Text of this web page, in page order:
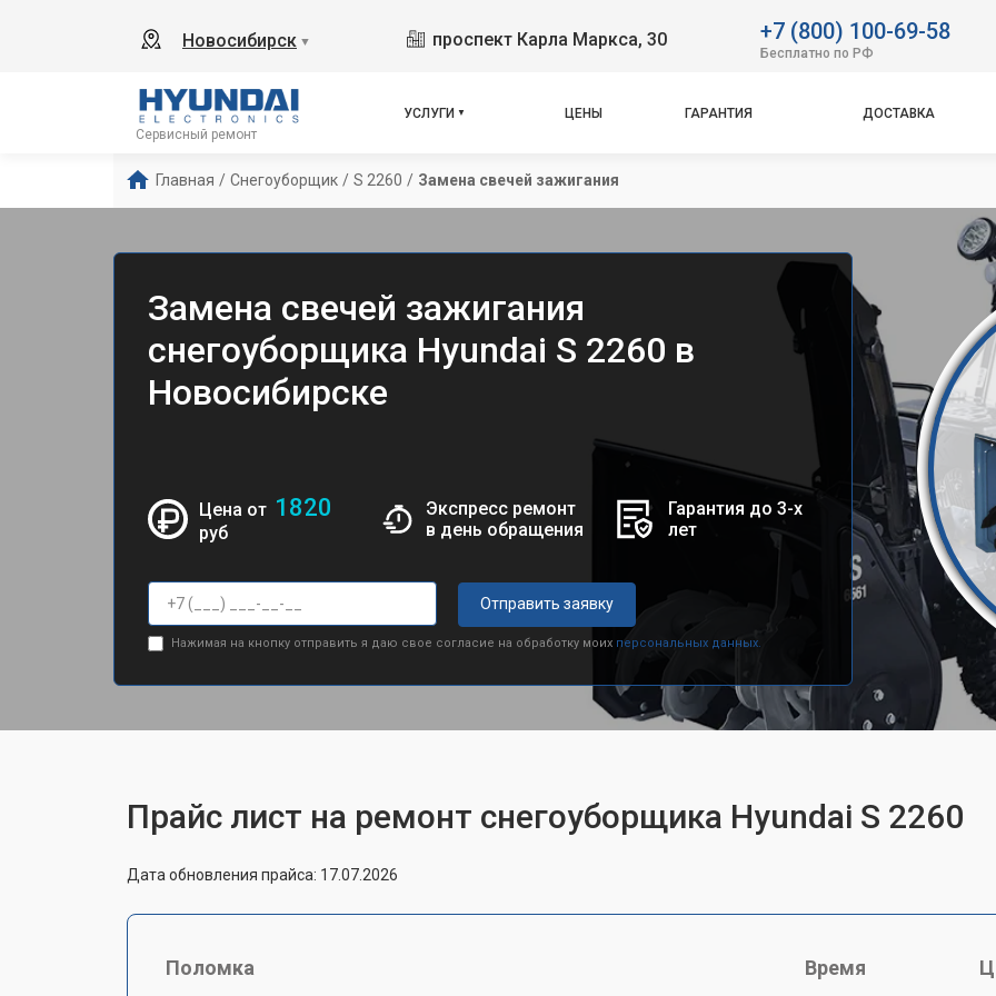
Новосибирск ▼ проспект Карла Маркса, 30 +7 (800) 100-69-58
Бесплатно по РФ
Сервисный ремонт
УСЛУГИ ЦЕНЫ ГАРАНТИЯ ДОСТАВКА
Главная / Снегоуборщик / S 2260 / Замена свечей зажигания
Замена свечей зажигания
снегоуборщика Hyundai S 2260 в
Новосибирске
Цена от 1820
руб
Экспресс ремонт
в день обращения
Гарантия до 3-х
лет
Отправить заявку
Нажимая на кнопку отправить я даю свое согласие на обработку моих персональных данных.
Прайс лист на ремонт снегоуборщика Hyundai S 2260
Дата обновления прайса: 17.07.2026
Поломка Время